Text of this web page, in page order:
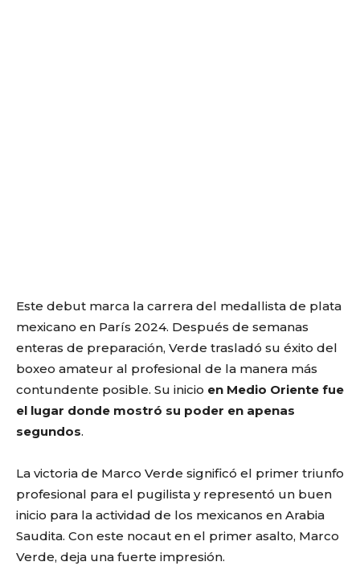
Este debut marca la carrera del medallista de plata
mexicano en París 2024. Después de semanas
enteras de preparación, Verde trasladó su éxito del
boxeo amateur al profesional de la manera más
contundente posible. Su inicio en Medio Oriente fue
el lugar donde mostró su poder en apenas
segundos.
La victoria de Marco Verde significó el primer triunfo
profesional para el pugilista y representó un buen
inicio para la actividad de los mexicanos en Arabia
Saudita. Con este nocaut en el primer asalto, Marco
Verde, deja una fuerte impresión.